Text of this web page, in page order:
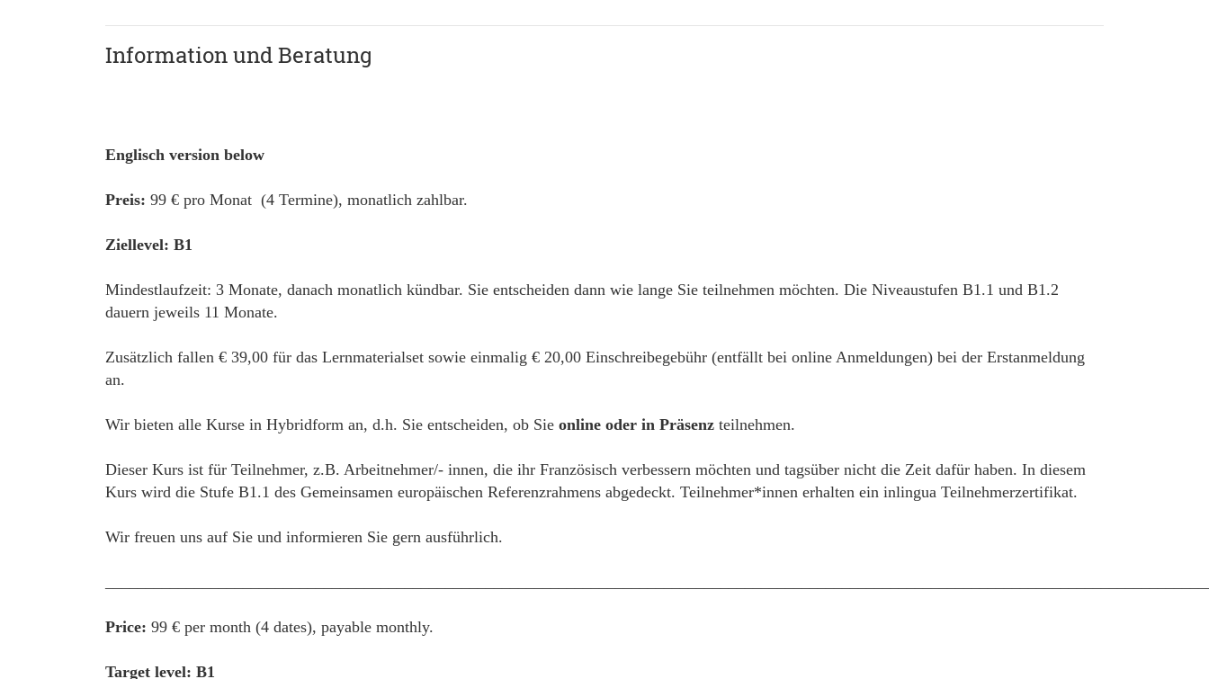
Information und Beratung
Englisch version below
Preis: 99 € pro Monat (4 Termine), monatlich zahlbar.
Ziellevel: B1
Mindestlaufzeit: 3 Monate, danach monatlich kündbar. Sie entscheiden dann wie lange Sie teilnehmen möchten. Die Niveaustufen B1.1 und B1.2
dauern jeweils 11 Monate.
Zusätzlich fallen € 39,00 für das Lernmaterialset sowie einmalig € 20,00 Einschreibegebühr (entfällt bei online Anmeldungen) bei der Erstanmeldung
an.
Wir bieten alle Kurse in Hybridform an, d.h. Sie entscheiden, ob Sie online oder in Präsenz teilnehmen.
Dieser Kurs ist für Teilnehmer, z.B. Arbeitnehmer/- innen, die ihr Französisch verbessern möchten und tagsüber nicht die Zeit dafür haben. In diesem
Kurs wird die Stufe B1.1 des Gemeinsamen europäischen Referenzrahmens abgedeckt. Teilnehmer*innen erhalten ein inlingua Teilnehmerzertifikat.
Wir freuen uns auf Sie und informieren Sie gern ausführlich.
Price: 99 € per month (4 dates), payable monthly.
Target level: B1